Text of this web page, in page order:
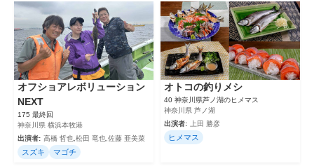
オフショアレボリューション
NEXT
175 最終回
神奈川県 横浜本牧港
出演者: 高橋 哲也,松田 竜也,佐藤 亜美菜
スズキ マゴチ
オトコの釣りメシ
40 神奈川県芦ノ湖のヒメマス
神奈川県 芦ノ湖
出演者:
上田 勝彦
ヒメマス